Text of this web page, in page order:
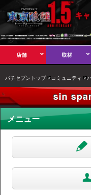
店舗 取材
パチセブントップ コミュニティ
sin
メニュー